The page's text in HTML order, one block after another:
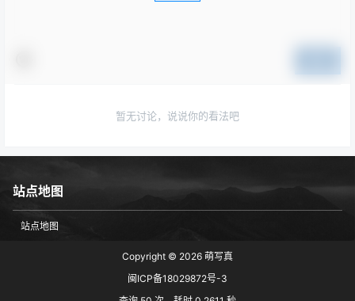
暂无讨论，说说你的看法吧
站点地图
站点地图
Copyright © 2026 萌写真
闽ICP备18029872号-3